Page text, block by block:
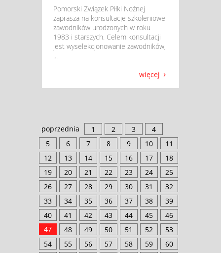
​ Pomorski Związek Piłki Nożnej
zaprasza na konsultacje szkoleniowe
zawodników urodzonych w roku
1983 i starszych. Celem konsultacji
jest wyselekcjonowanie zawodników,
...
więcej
poprzednia 1 2 3
4
5
6 7 8 9 10
11
12
13 14 15 16 17
18
19
20 21 22 23 24
25
26
27 28 29 30 31
32
33
34 35 36 37 38
39
40
41 42 43 44 45
46
47
48 49 50 51 52
53
54
55 56 57 58 59
60